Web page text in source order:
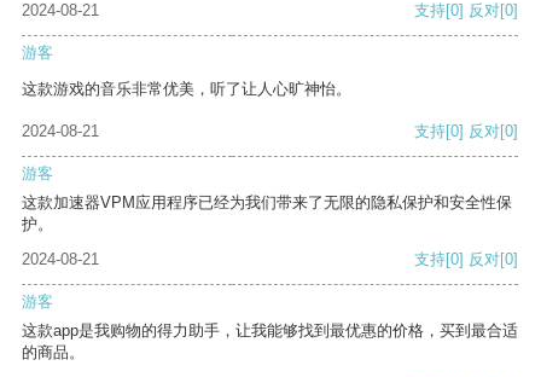
2024-08-21
支持[0] 反对[0]
游客
这款游戏的音乐非常优美，听了让人心旷神怡。
2024-08-21 支持[0] 反对[0]
游客
这款加速器VPM应用程序已经为我们带来了无限的隐私保护和安全性保
护。
2024-08-21
支持[0] 反对[0]
游客
这款app是我购物的得力助手，让我能够找到最优惠的价格，买到最合适
的商品。